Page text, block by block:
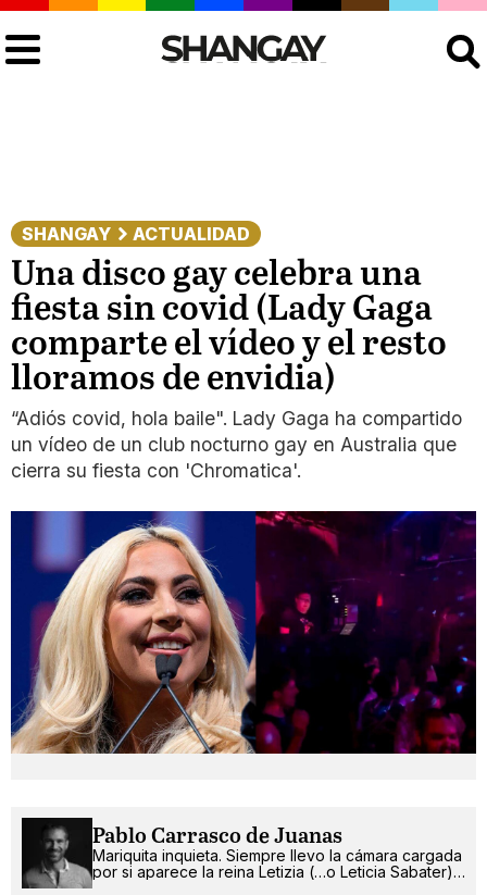
SHANGAY ACTUALIDAD
Una disco gay celebra una
fiesta sin covid (Lady Gaga
comparte el vídeo y el resto
lloramos de envidia)
“Adiós covid, hola baile". Lady Gaga ha compartido
un vídeo de un club nocturno gay en Australia que
cierra su fiesta con 'Chromatica'.
Pablo Carrasco de Juanas
Mariquita inquieta. Siempre llevo la cámara cargada
por si aparece la reina Letizia (…o Leticia Sabater).